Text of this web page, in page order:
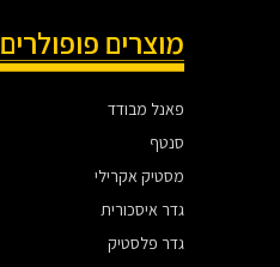
מוצרים פופולרים
פאנל מבודד
סנטף
מסטיק אקרילי
גדר איסכורית
גדר פלסטיק